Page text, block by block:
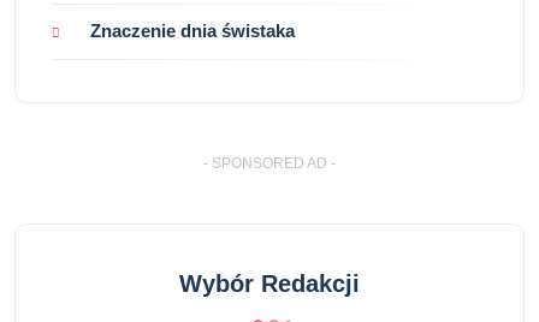
Znaczenie dnia świstaka
- SPONSORED AD -
Wybór Redakcji